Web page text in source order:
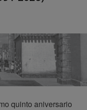
quinto aniversario